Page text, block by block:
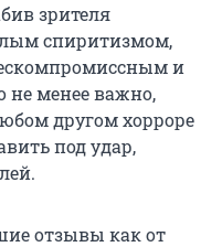
зрителя
спиритизмом,
и
менее важно,
другом хорроре
под удар,
отзывы как от